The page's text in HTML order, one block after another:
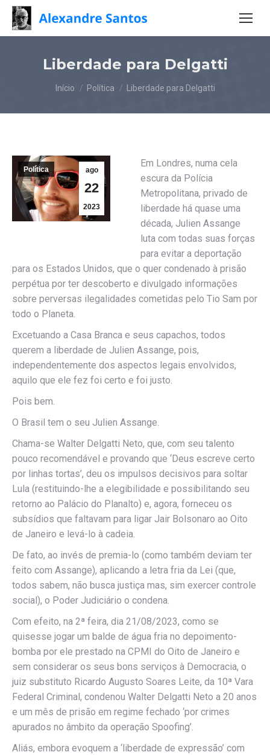
Liberdade para Delgatti
Você está aqui:
Início Política Liberdade para Delgatti
ago
22
2023
Política
Em Londres, numa cela
escura da Polícia
Metropolitana, privado de
liberdade há quase uma
década, Julien Assange
luta com todas suas forças
para evitar a deportação
para os Estados Unidos, que o quer condenado à prisão
perpétua por ter descoberto e divulgado informações
sobre perversas ilegalidades cometidas pelo Tio Sam por
todo o Planeta.
Excetuando a Casa Branca e seus capachos, todos
querem a liberdade de Julien Assange, pois,
independentemente dos aspectos legais envolvidos,
aquilo que ele fez foi certo e foi justo.
Pois bem.
O Brasil tem o seu Julien Assange.
Chama-se Walter Delgatti Neto, que, com seu talento
pouco recomendável e provando que ‘Deus escreve certo
por linhas tortas’, deu os impulsos decisivos para soltar
Lula (restituindo-lhe a elegibilidade e possibilitando seu
retorno ao Palácio do Planalto) e, agora, forneceu os
subsídios que faltavam para ligar Jair Bolsonaro ao Oito
de Janeiro e levá-lo à cadeia.
De fato, ao invés de premia-lo (como também deviam ter
feito com Assange), aplicando a letra fria da Lei (que,
todos sabem, não busca justiça mas, sim exercer controle
social), o Poder Judiciário o condena.
Com efeito, na 2ª feira, dia 21/08/2023, como se
quisesse jogar um balde de água fria no depoimento-
bomba por ele prestado na CPMI do Oito de Janeiro e
sem considerar os seus bons serviços à Democracia, o
juiz substituto Ricardo Augusto Soares Leite, da 10ª Vara
Federal Criminal, condenou Walter Delgatti Neto a 20 anos
e um mês de prisão em regime fechado ‘por crimes
apurados no âmbito da operação Spoofing’.
Aliás, embora evoquem a ‘liberdade de expressão’ com